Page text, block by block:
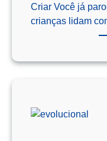
Criar Você já
crianças lidam